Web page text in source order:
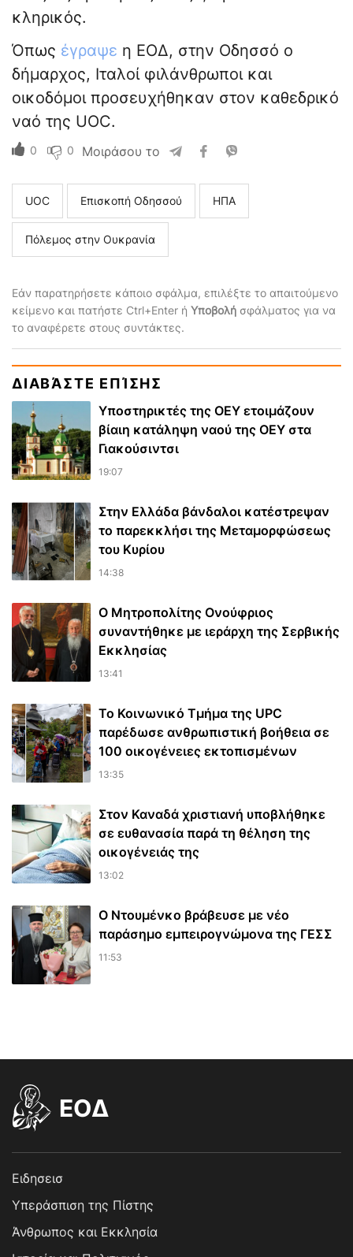
κληρικός.
Όπως έγραψε η ΕΟΔ, στην Οδησσό ο
δήμαρχος, Ιταλοί φιλάνθρωποι και
οικοδόμοι προσευχήθηκαν στον καθεδρικό
ναό της UOC.
0 0 Μοιράσου το
UOC Επισκοπή Οδησσού ΗΠΑ
Πόλεμος στην Ουκρανία
Εάν παρατηρήσετε κάποιο σφάλμα, επιλέξτε το απαιτούμενο
κείμενο και πατήστε Ctrl+Enter ή Υποβολή σφάλματος για να
το αναφέρετε στους συντάκτες.
ΔΙΑΒΆΣΤΕ ΕΠΊΣΗΣ
Υποστηρικτές της ΟΕΥ ετοιμάζουν
βίαιη κατάληψη ναού της ΟΕΥ στα
Γιακούσιντσι
19:07
Στην Ελλάδα βάνδαλοι κατέστρεψαν
το παρεκκλήσι της Μεταμορφώσεως
του Κυρίου
14:38
Ο Μητροπολίτης Ονούφριος
συναντήθηκε με ιεράρχη της Σερβικής
Εκκλησίας
13:41
Το Κοινωνικό Τμήμα της UPC
παρέδωσε ανθρωπιστική βοήθεια σε
100 οικογένειες εκτοπισμένων
13:35
Στον Καναδά χριστιανή υποβλήθηκε
σε ευθανασία παρά τη θέληση της
οικογένειάς της
13:02
Ο Ντουμένκο βράβευσε με νέο
παράσημο εμπειρογνώμονα της ΓΕΣΣ
11:53
EOΔ
Ειδησεισ
Υπεράσπιση της Πίστης
Άνθρωπος και Εκκλησία